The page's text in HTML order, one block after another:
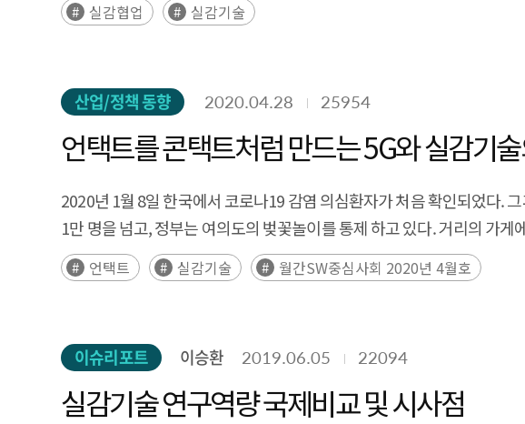
실감협업 실감기술
산업/정책 동향 2020.04.28 25954
언택트를 콘택트처럼 만드는 5G와 실감기
2020년 1월 8일 한국에서 코로나19 감염 의심환자가 처음 확인되었다.
1만 명을 넘고, 정부는 여의도의 벚꽃놀이를 통제 하고 있다. 거리의 가
언택트 실감기술 월간SW중심사회 2020년 4월호
이슈리포트 이승환 2019.06.05 22094
실감기술 연구역량 국제비교 및 시사점